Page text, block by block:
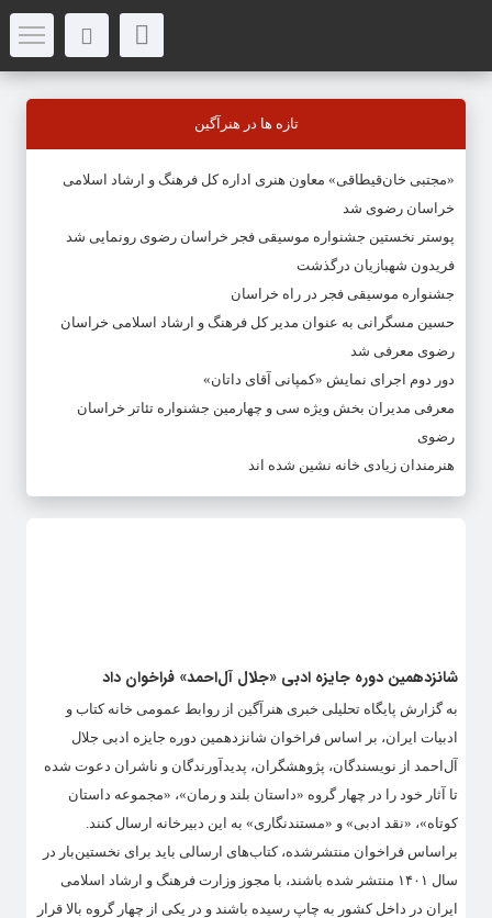
تازه ها در هنرآگین
«مجتبی خان‌قیطاقی» معاون هنری اداره کل فرهنگ و ارشاد اسلامی
خراسان رضوی شد
پوستر نخستین جشنواره موسیقی فجر خراسان رضوی رونمایی شد
فریدون شهبازیان درگذشت
جشنواره موسیقی فجر در راه خراسان
حسین مسگرانی به عنوان مدیر کل فرهنگ و ارشاد اسلامی خراسان
رضوی معرفی شد
دور دوم اجرای نمایش «کمپانی آقای داتان»
معرفی مدیران بخش ویژه سی و چهارمین جشنواره تئاتر خراسان
رضوی
هنرمندان زیادی خانه نشین شده اند
شانزدهمین دوره جایزه ادبی «جلال آل‌احمد» فراخوان داد
به گزارش پایگاه تحلیلی خبری هنرآگین از روابط ‌عمومی خانه کتاب و
ادبیات ایران، بر اساس فراخوان شانزدهمین دوره‌ جایزه‌ ادبی جلال
آل‌احمد از نویسندگان، پژوهشگران، پدیدآورندگان و ناشران دعوت شده
تا آثار خود را در چهار گروه «داستان بلند و رمان»، «مجموعه داستان‌
کوتاه»، «نقد ادبی» و «مستندنگاری» به این دبیرخانه ارسال کنند.
براساس فراخوان منتشرشده، کتاب‌های ارسالی باید برای نخستین‌بار در
سال ۱۴۰۱ منتشر شده باشند، با مجوز وزارت فرهنگ و ارشاد اسلامی
ایران در داخل کشور به چاپ رسیده باشند و در یکی از چهار گروه بالا قرار